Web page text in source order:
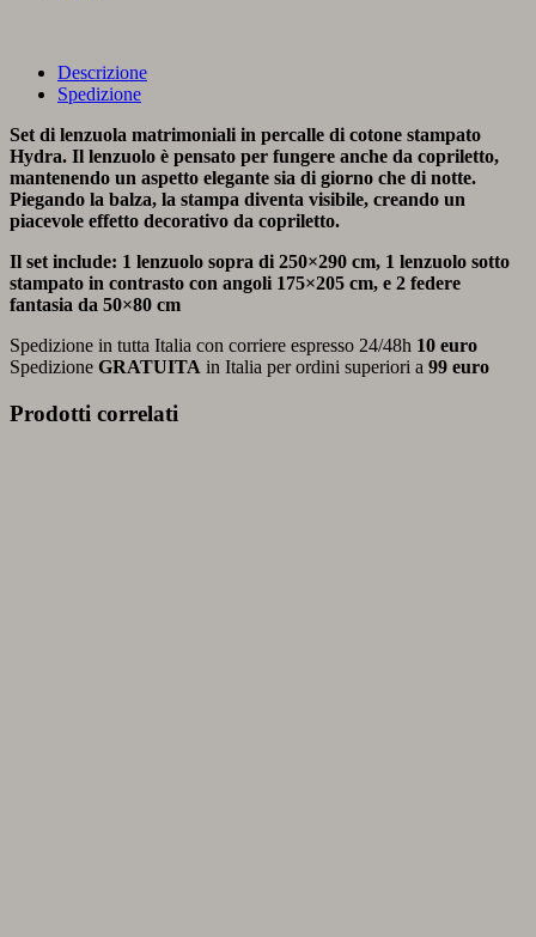
Descrizione
Spedizione
Set di lenzuola matrimoniali in percalle di cotone stampato
Hydra. Il lenzuolo è pensato per fungere anche da copriletto,
mantenendo un aspetto elegante sia di giorno che di notte.
Piegando la balza, la stampa diventa visibile, creando un
piacevole effetto decorativo da copriletto.
Il set include: 1 lenzuolo sopra di 250×290 cm, 1 lenzuolo sotto
stampato in contrasto con angoli 175×205 cm, e 2 federe
fantasia da 50×80 cm
Spedizione in tutta Italia con corriere espresso 24/48h 10 euro
Spedizione GRATUITA in Italia per ordini superiori a 99 euro
Prodotti correlati